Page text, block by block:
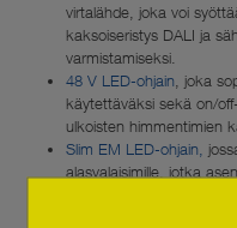
virtalähde, joka voi
kaksoiseristys DALI ja
varmistamiseksi.
48 V LED-ohjain , joka
käytettäväksi sekä on/
ulkoisten himmentimien
Slim EM LED-ohjain,
alasvalaisimille, jotka
LLE